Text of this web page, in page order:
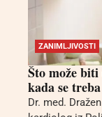
ZANIMLJIVOSTI
Što može
kada se
Dr. med.